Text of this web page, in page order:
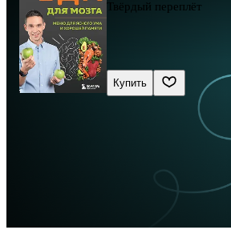
Твёрдый переплёт
Купить